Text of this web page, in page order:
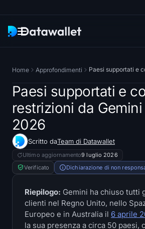
Ricerca
ETF Tracker
Bitcoin ETFs
Ethereum ETFs
Hyperliquid ETFs
Home Approfondimenti
Paesi supportati e
restrizioni da
2026
Scritto daTeam di Datawallet
Ultimo aggiornamento9 luglio 2026
Verificato
Dichiarazione di non
Riepilogo: Gemini ha chiuso tutti
clienti nel Regno Unito, nello
Europeo e in Australia il 6 aprile
la sua presenza a circa 50 paesi,